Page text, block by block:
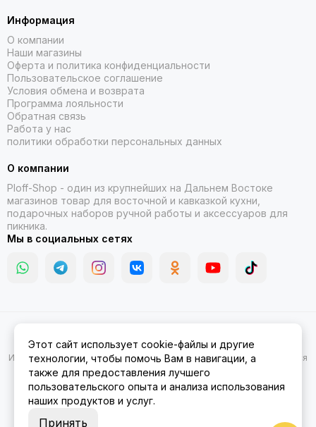
Информация
О компании
Наши магазины
Оферта и политика конфиденциальности
Пользовательское соглашение
Условия обмена и возврата
Программа лояльности
Обратная связь
Работа у нас
политики обработки персональных данных
О компании
Ploff-Shop - один из крупнейших на Дальнем Востоке
магазинов товар для восточной и кавказкой кухни,
подарочных наборов ручной работы и аксессуаров для
пикника.
Мы в социальных сетях
Амуре.Карта сайта
Информация на сайте носит ознакомительный характер и не является
публичной офертой.
Этот сайт использует cookie-файлы и другие
технологии, чтобы помочь Вам в навигации, а
также для предоставления лучшего
пользовательского опыта и анализа использования
наших продуктов и услуг.
Принять